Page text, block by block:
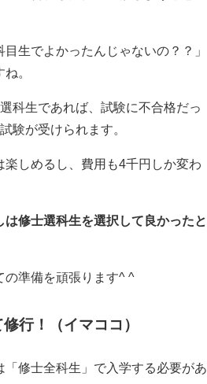
目生でよかったんじゃないの？？」
。
科生であれば、試験に不合格だっ
験が受けられます。
楽しめるし、費用も4千円しか変わ
は修士選科生を選択して良かったと
の準備を頑張ります^ ^
行！（イマココ）
修士全科生」で入学する必要があ